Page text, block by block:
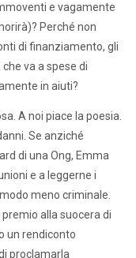
e vagamente
Perché non
di finanziamento, gli
va a spese di
in aiuti?
A noi piace la poesia.
Se anziché
di una Ong, Emma
e a leggerne i
meno criminale.
alla suocera di
un rendiconto
proclamarla